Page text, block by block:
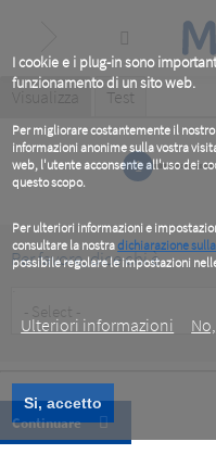
I cookie e i plug-in sono
funzionamento di un sito web.
Per migliorare costantemente il nostro
informazioni anonime sulla vostra
web, l'utente acconsente all'uso dei
questo scopo.
Per ulteriori informazioni e
consultare la nostradichiarazione
possibile regolare le impostazioni
Ulteriori informazioni
Si, accetto
content
Primary
tabs
Visualizza (active
Test
1
Per favore, dice chi è
Type